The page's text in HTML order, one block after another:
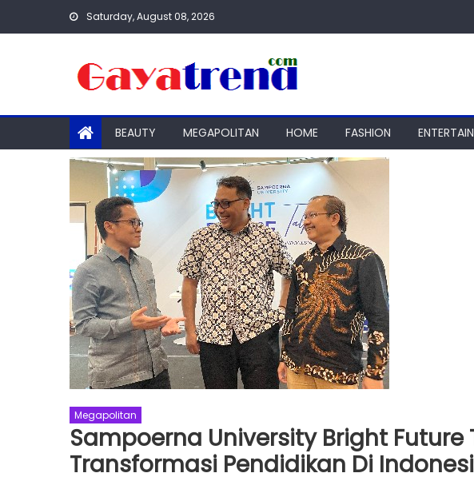
Saturday, August 08, 2026
BEAUTY MEGAPOLITAN HOME FASHION
Megapolitan
Sampoerna University Bright Future
Transformasi Pendidikan Di